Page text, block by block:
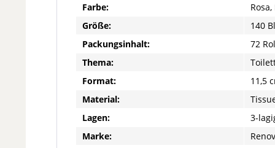
Farbe:
Größe:
140
Packungsinhalt:
72
Thema:
Format:
11,5
Material:
Lagen:
3-
Marke: